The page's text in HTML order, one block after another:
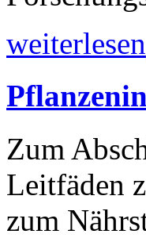
weiterlesen
Zum
Leitfäden
zum